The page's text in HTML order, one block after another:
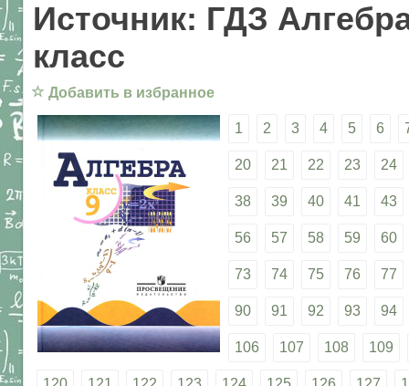
Источник: ГДЗ
класс
☆ Добавить в избранное
1 2 3 4 5 6
20 21 22 23 24
38 39 40 41 43
56 57 58 59 60
73 74 75 76 77
90 91 92 93 94
106 107 108 109